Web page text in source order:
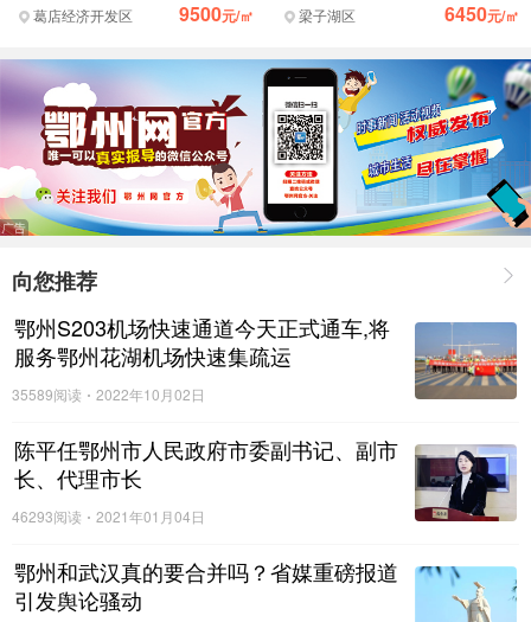
医生代表傅小云表示，医疗队全体医务人员将勇于担当、
无私奉献，与湖北同行一起坚决打赢疫情防控阻击战
葛店经济开发区
9500元/㎡
梁子湖区
6450元/㎡
向您推荐
鄂州S203机场快速通道今天正式通车,将
服务鄂州花湖机场快速集疏运
35589阅读 2022年10月02日
陈平任鄂州市人民政府市委副书记、副市
长、代理市长
46293阅读 2021年01月04日
鄂州和武汉真的要合并吗？省媒重磅报道
引发舆论骚动